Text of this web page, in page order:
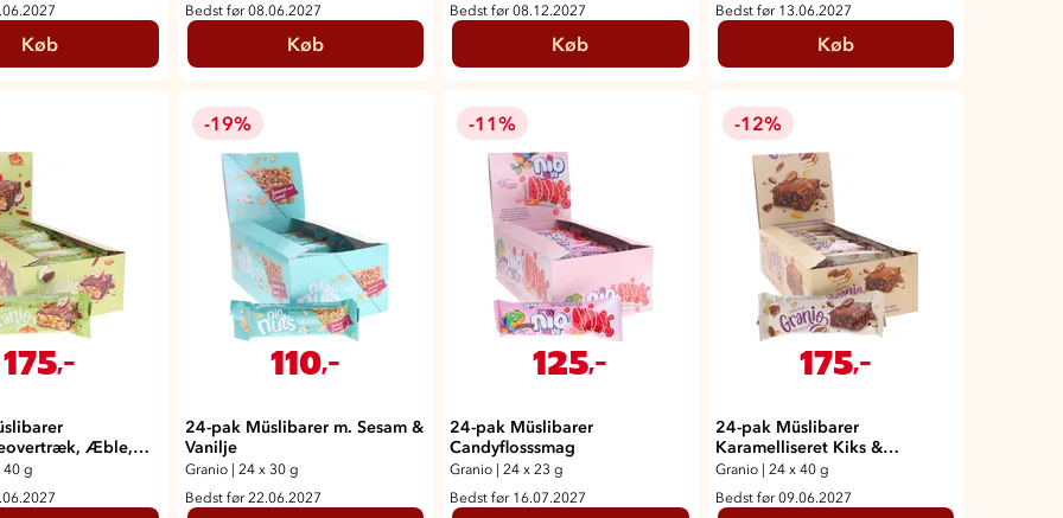
Køb
Bedst før 08.06.2027
Køb
Bedst før 08.12.2027
Køb
Bedst før 13.06.2027
Køb
175,-
Æble,
40 g
-19%
110,-
24-pak Müslibarer m. Sesam &
Vanilje
Granio | 24 x 30 g
Bedst før 22.06.2027
-11%
125,-
24-pak Müslibarer
Candyflosssmag
Granio | 24 x 23 g
Bedst før 16.07.2027
-12%
175,-
24-pak Müslibarer
Karamelliseret Kiks &
Tiramisu-smag
Granio | 24 x 40 g
Bedst før 09.06.2027